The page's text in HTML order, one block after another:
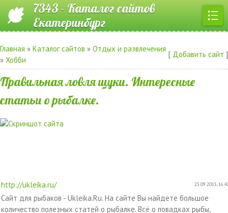
7343 - Каталог сайтов
Екатеринбург
Главная » Каталог сайтов » Отдых и развлечения
» Хобби
[ Добавить сайт ]
Правильная ловля щуки. Интересные
статьи о рыбалке.
http://ukleika.ru/ 25.09.2015,
Сайт для рыбаков - Ukleika.Ru. На сайте Вы найдете большое
количество полезных статей о рыбалке. Всё о повадках рыбы,